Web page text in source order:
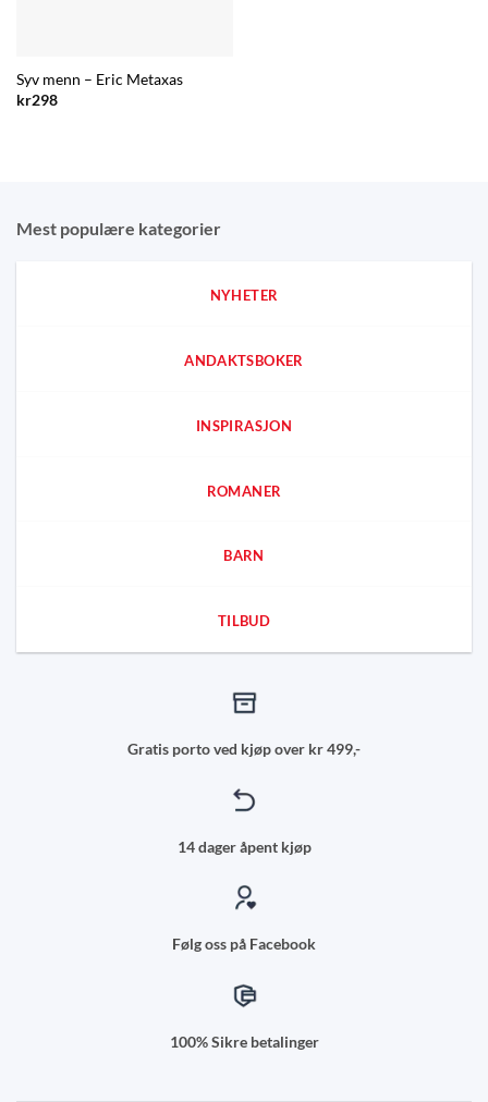
Syv menn – Eric Metaxas
kr298
Mest populære kategorier
NYHETER
ANDAKTSBOKER
INSPIRASJON
ROMANER
BARN
TILBUD
Gratis porto ved kjøp over kr 499,-
14 dager åpent kjøp
Følg oss på Facebook
100% Sikre betalinger